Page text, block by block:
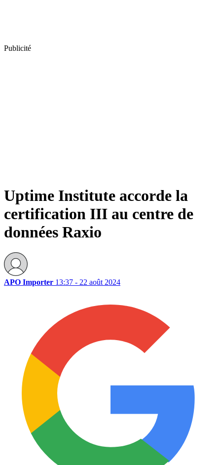
Publicité
Uptime Institute accorde la
certification III au centre de
données Raxio
APO Importer 13:37 - 22 août 2024